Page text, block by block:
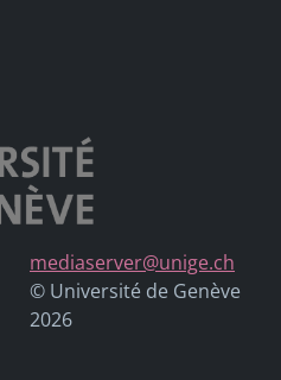
mediaserver@unige.ch
© Université de Genève
2026